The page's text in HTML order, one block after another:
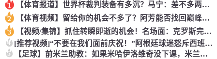
1 【体育报道】世界杯裁判装备有多沉？马宁：差不多两三公斤
2 【体育视频】留给你的机会不多了？阿芳能否找回巅峰期的状态？
3 【视频/集锦】抓住转瞬即逝的机会！名场面：克罗斯完美传球助攻
4 [推荐视频]“不要在我们面前庆祝！”阿根廷球迷怒斥西班牙球迷
5 【足球】前米兰助教：如果米哈伊洛维奇没下课，米兰可以在201